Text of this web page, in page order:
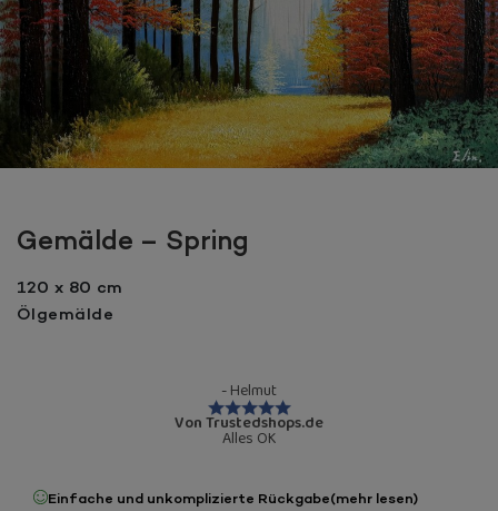
Gemälde – Spring
120 x 80 cm
Ölgemälde
- Helmut
Von Trustedshops.de
Alles OK
Einfache und unkomplizierte Rückgabe(mehr lesen)